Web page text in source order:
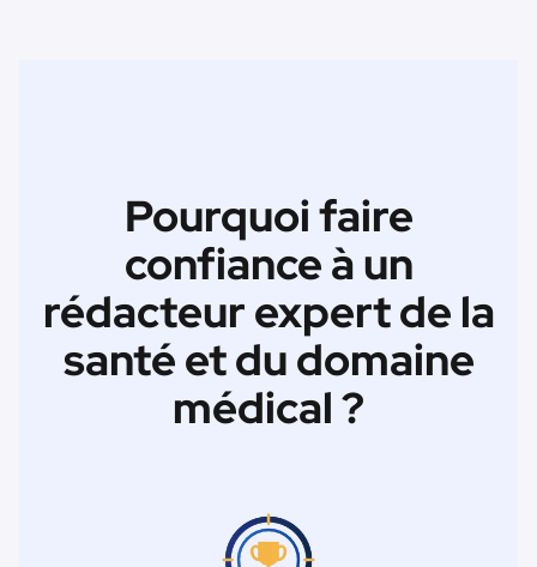
Pourquoi faire
confiance à un
rédacteur expert de la
santé et du domaine
médical ?